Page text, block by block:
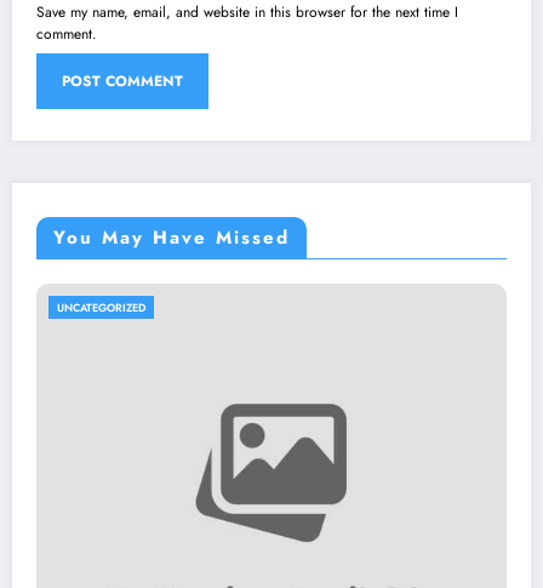
Save my name, email, and website in this browser for the next time I
comment.
You May Have Missed
UNCATEGORIZED